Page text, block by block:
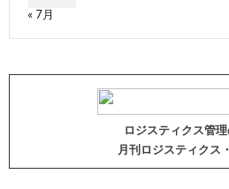
« 7月
ロジスティクス管
月刊ロジスティクス